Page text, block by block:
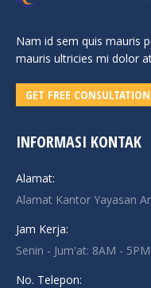
Nam id sem quis mauris
mauris ultricies mi dolor
GET FREE
INFORMASI KONTAK
Alamat:
Alamat Kantor Yayasan
Jam Kerja:
Senin - Jum'at: 8AM - 5PM
No. Telepon: